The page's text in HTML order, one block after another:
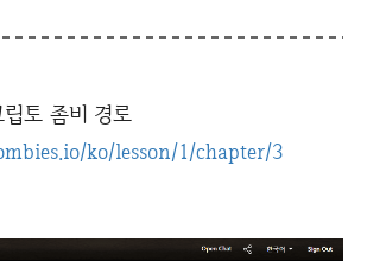
토 좀비 경로
ko/lesson/1/chapter/3